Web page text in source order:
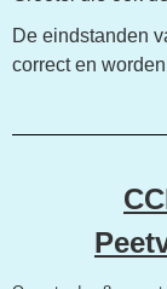
De eindstanden
correct en